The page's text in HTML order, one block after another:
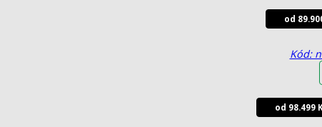
od
Kód:
od 98.499